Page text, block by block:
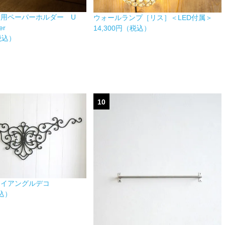
用ペーパーホルダー U
）
ウォールランプ［リス］＜LED付属＞
14,300円（税込）
アングルデコ
10